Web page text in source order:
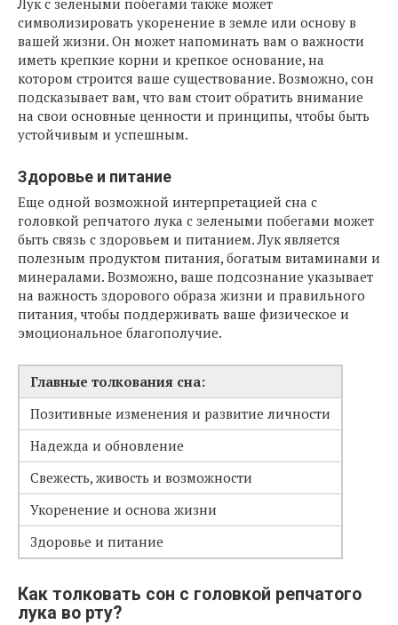
Лук с зелеными побегами также может
символизировать укоренение в земле или основу в
вашей жизни. Он может напоминать вам о важности
иметь крепкие корни и крепкое основание, на
котором строится ваше существование. Возможно, сон
подсказывает вам, что вам стоит обратить внимание
на свои основные ценности и принципы, чтобы быть
устойчивым и успешным.
Здоровье и питание
Еще одной возможной интерпретацией сна с
головкой репчатого лука с зелеными побегами может
быть связь с здоровьем и питанием. Лук является
полезным продуктом питания, богатым витаминами и
минералами. Возможно, ваше подсознание указывает
на важность здорового образа жизни и правильного
питания, чтобы поддерживать ваше физическое и
эмоциональное благополучие.
Главные толкования сна:
Позитивные изменения и развитие личности
Надежда и обновление
Свежесть, живость и возможности
Укоренение и основа жизни
Здоровье и питание
Как толковать сон с головкой репчатого
лука во рту?